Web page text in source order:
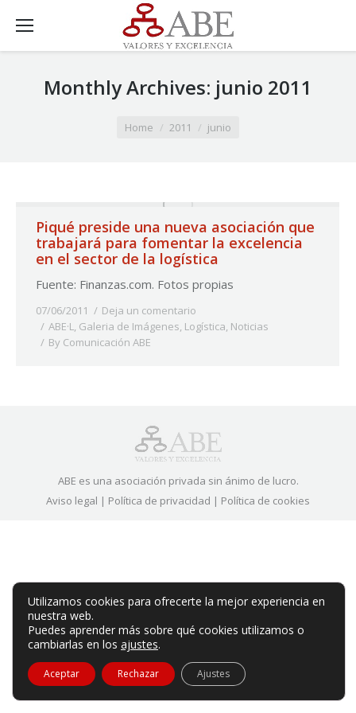
Monthly Archives: junio 2011
Home 2011 junio
Piqué preside una nueva asociación que
trabajará para fomentar la excelencia
en el sector de la logística
Fuente: Finanzas.com. Fotos propias
07/06/2011
Deja un comentario
ABE·L, Galeria de Imágenes, Logística, Noticias
By Comunicación ABE
ABE es una asociación privada sin ánimo de lucro.
Aviso legal | Política de privacidad | Política de cookies
Utilizamos cookies para ofrecerte la mejor experiencia en
nuestra web.
Puedes aprender más sobre qué cookies utilizamos o
cambiarlas en los ajustes.
Aceptar Rechazar Ajustes